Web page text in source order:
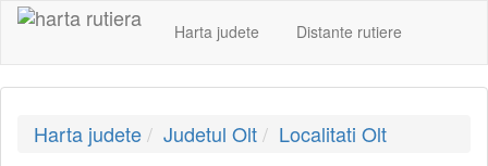
Harta judete Distante rutiere
Harta judete Judetul Olt Localitati Olt